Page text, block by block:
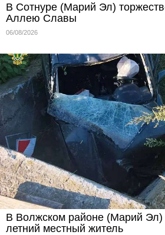
В Сотнуре (Марий Эл)
Аллею Славы
06/08/2026
В Волжском районе (Марий Эл)
летний местный житель